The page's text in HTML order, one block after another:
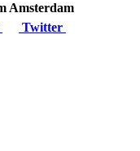
Amsterdam
Twitter